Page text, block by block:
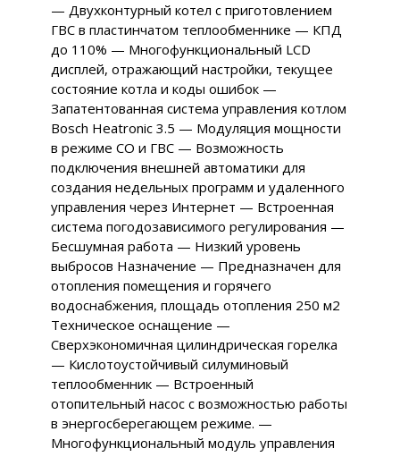
— Двухконтурный котел с приготовлением
ГВС в пластинчатом теплообменнике — КПД
до 110% — Многофункциональный LCD
дисплей, отражающий настройки, текущее
состояние котла и коды ошибок —
Запатентованная система управления котлом
Bosch Heatronic 3.5 — Модуляция мощности
в режиме СО и ГВС — Возможность
подключения внешней автоматики для
создания недельных программ и удаленного
управления через Интернет — Встроенная
система погодозависимого регулирования —
Бесшумная работа — Низкий уровень
выбросов Назначение — Предназначен для
отопления помещения и горячего
водоснабжения, площадь отопления 250 м2
Техническое оснащение —
Сверхэкономичная цилиндрическая горелка
— Кислотоустойчивый силуминовый
теплообменник — Встроенный
отопительный насос с возможностью работы
в энергосберегающем режиме. —
Многофункциональный модуль управления